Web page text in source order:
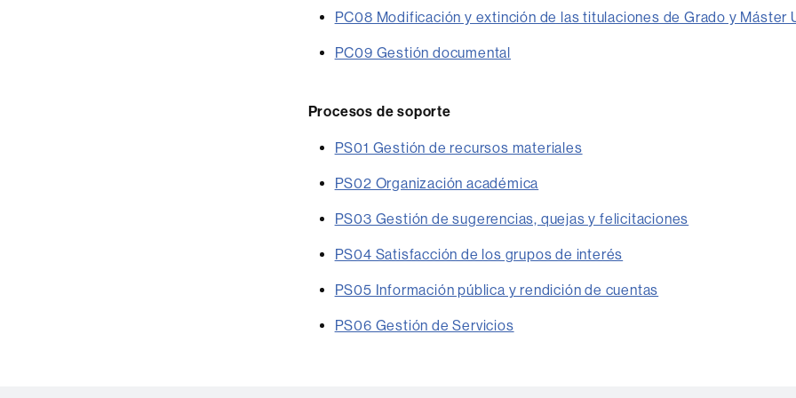
PC08 Modificación y extinción de las titulaciones de Grado y Máster
PC09 Gestión documental
Procesos de soporte
PS01 Gestión de recursos materiales
PS02 Organización académica
PS03 Gestión de sugerencias, quejas y felicitaciones
PS04 Satisfacción de los grupos de interés
PS05 Información pública y rendición de cuentas
PS06 Gestión de Servicios